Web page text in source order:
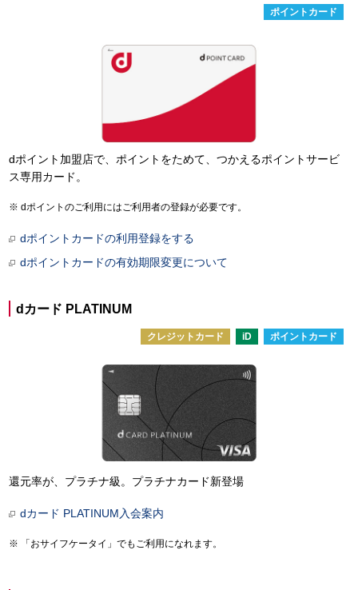
ポイントカード
dポイント加盟店で、ポイントをためて、つかえるポイントサービ
ス専用カード。
dポイントのご利用にはご利用者の登録が必要です。
dポイントカードの利用登録をする
dポイントカードの有効期限変更について
dカード PLATINUM
クレジットカード iD ポイントカード
還元率が、プラチナ級。プラチナカード新登場
dカード PLATINUM入会案内
「おサイフケータイ」でもご利用になれます。